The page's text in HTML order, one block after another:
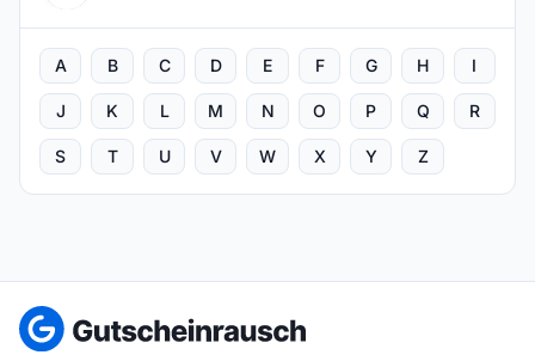
A B C D E F G H I
J K L M N O P Q R
S T U V W X Y Z